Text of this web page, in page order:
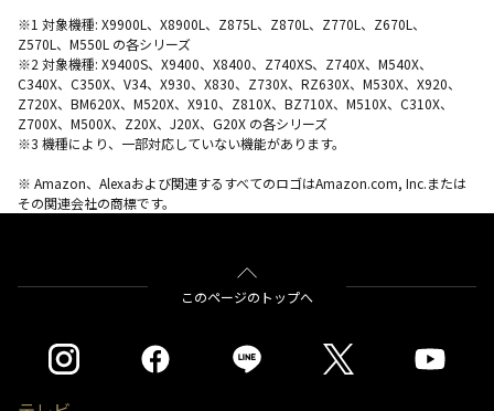
※1 対象機種: X9900L、X8900L、Z875L、Z870L、Z770L、Z670L、
Z570L、M550L の各シリーズ
※2 対象機種: X9400S、X9400、X8400、Z740XS、Z740X、M540X、
C340X、C350X、V34、X930、X830、Z730X、RZ630X、M530X、X920、
Z720X、BM620X、M520X、X910、Z810X、BZ710X、M510X、C310X、
Z700X、M500X、Z20X、J20X、G20X の各シリーズ
※3 機種により、一部対応していない機能があります。
※ Amazon、Alexaおよび関連するすべてのロゴはAmazon.com, Inc.または
その関連会社の商標です。
このページのトップへ